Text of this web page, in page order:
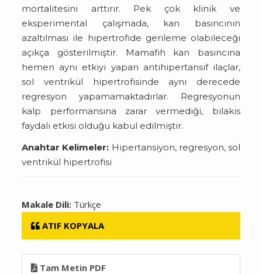
mortalitesini arttırır. Pek çok klinik ve
eksperimental çalışmada, kan basıncının
azaltılması ile hipertrofide gerileme olabileceği
açıkça gösterilmiştir. Mamafih kan basıncına
hemen aynı etkiyi yapan antihipertansif ilaçlar,
sol ventrikül hipertrofisinde aynı derecede
regresyon yapamamaktadırlar. Regresyonun
kalp performansına zarar vermediği, bilakis
faydalı etkisi olduğu kabul edilmiştir.
Anahtar Kelimeler: Hipertansiyon, regresyon, sol
ventrikül hipertrofisi
Makale Dili: Türkçe
ATIF KOPYALA
Tam Metin PDF